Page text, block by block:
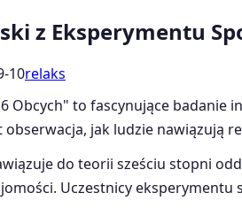
z Eksperymentu
10relaks
Obcych" to fascynujące
obserwacja, jak ludzie nawiązują
do teorii sześciu stopni
Uczestnicy